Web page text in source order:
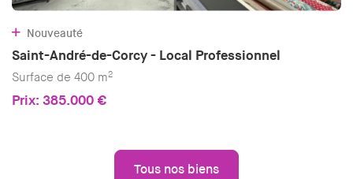
Nouveauté
Saint-André-de-Corcy - Local Professionnel
Surface de 400 m2
Prix: 385.000 €
Tous nos biens